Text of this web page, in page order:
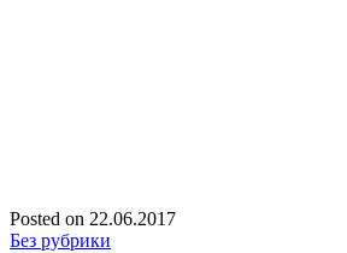
Posted on 22.06.2017
Без рубрики